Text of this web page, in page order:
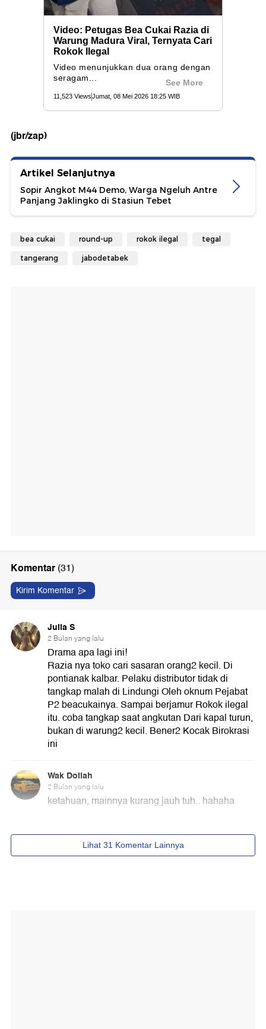
(jbr/zap)
Artikel Selanjutnya
Sopir Angkot M44 Demo, Warga Ngeluh Antre
Panjang Jaklingko di Stasiun Tebet
bea cukai round-up rokok ilegal tegal
tangerang jabodetabek